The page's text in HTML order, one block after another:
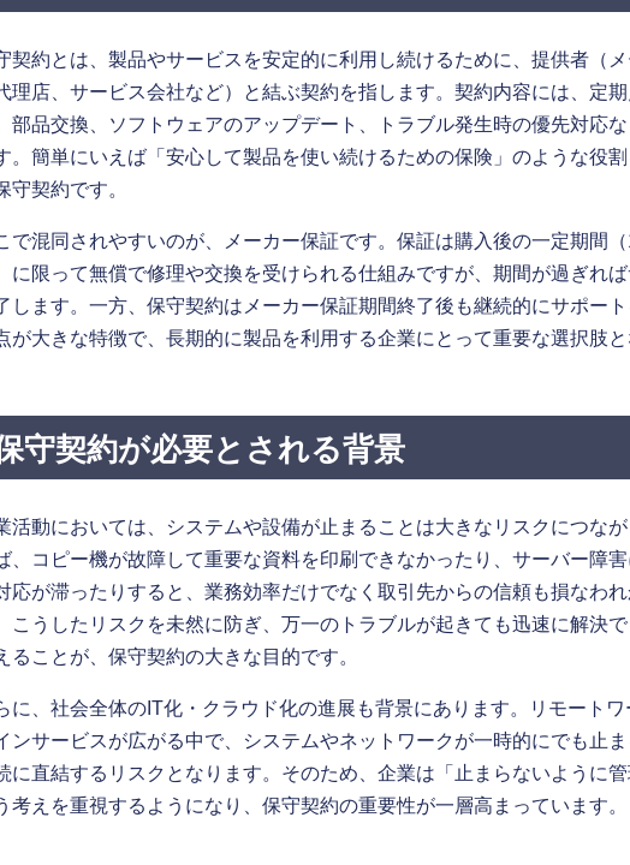
契約とは、製品やサービスを安定的に利用し続けるために、提供者（
理店、サービス会社など）と結ぶ契約を指します。契約内容には、定
部品交換、ソフトウェアのアップデート、トラブル発生時の優先対応な
。簡単にいえば「安心して製品を使い続けるための保険」のような役
守契約です。
で混同されやすいのが、メーカー保証です。保証は購入後の一定期間
に限って無償で修理や交換を受けられる仕組みですが、期間が過ぎれ
します。一方、保守契約はメーカー保証期間終了後も継続的にサポー
が大きな特徴で、長期的に製品を利用する企業にとって重要な選択肢と
守契約が必要とされる背景
活動においては、システムや設備が止まることは大きなリスクにつな
、コピー機が故障して重要な資料を印刷できなかったり、サーバー障
応が滞ったりすると、業務効率だけでなく取引先からの信頼も損なわ
こうしたリスクを未然に防ぎ、万一のトラブルが起きても迅速に解決
ることが、保守契約の大きな目的です。
に、社会全体のIT化・クラウド化の進展も背景にあります。リモート
ンサービスが広がる中で、システムやネットワークが一時的にでも止
に直結するリスクとなります。そのため、企業は「止まらないように管
考えを重視するようになり、保守契約の重要性が一層高まっています。